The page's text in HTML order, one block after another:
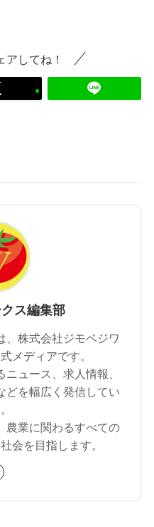
アしてね！
ス編集部
、株式会社ジモベジワ
メディアです。
ュース、求人情報、
どを幅広く発信してい
農業に関わるすべての
会を目指します。